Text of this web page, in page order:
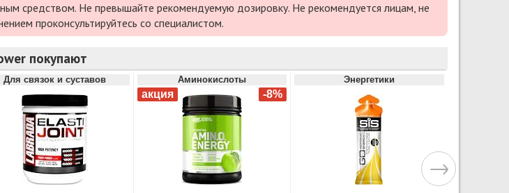
средством. Не превышайте рекомендуемую дозировку. Не рекомендуется лицам, не
проконсультируйтесь со специалистом.
покупают
Для связок и суставов Аминокислоты Энергетики